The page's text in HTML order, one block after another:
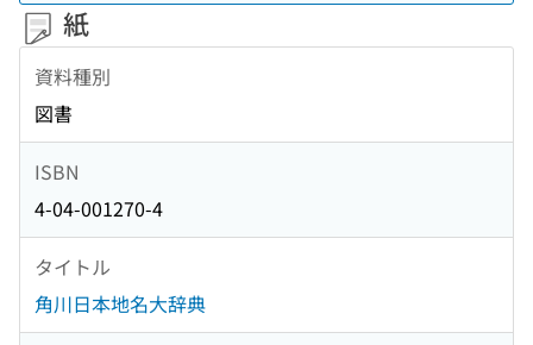
紙
資料種別
図書
ISBN
4-04-001270-4
タイトル
角川日本地名大辞典